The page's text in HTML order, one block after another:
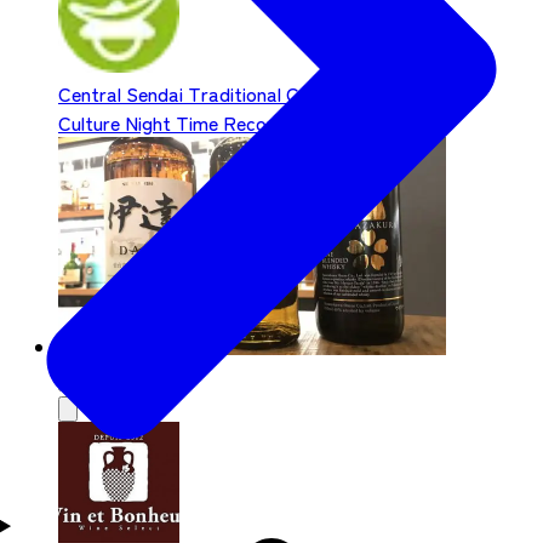
Central Sendai Traditional Culture / Japanese
Culture Night Time Recommend